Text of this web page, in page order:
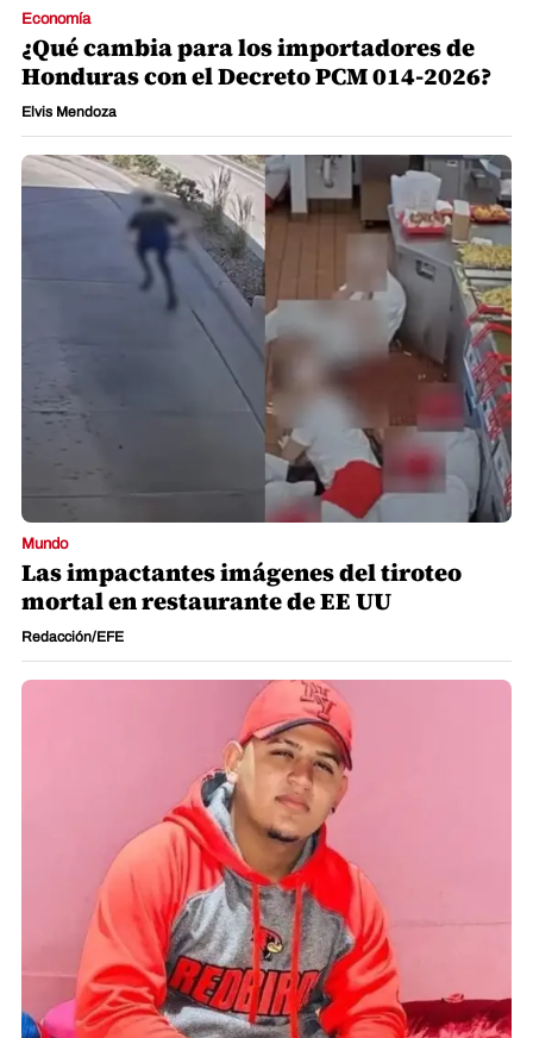
Economía
¿Qué cambia para los importadores de
Honduras con el Decreto PCM 014-2026?
Elvis Mendoza
Mundo
Las impactantes imágenes del tiroteo
mortal en restaurante de EE UU
Redacción/EFE